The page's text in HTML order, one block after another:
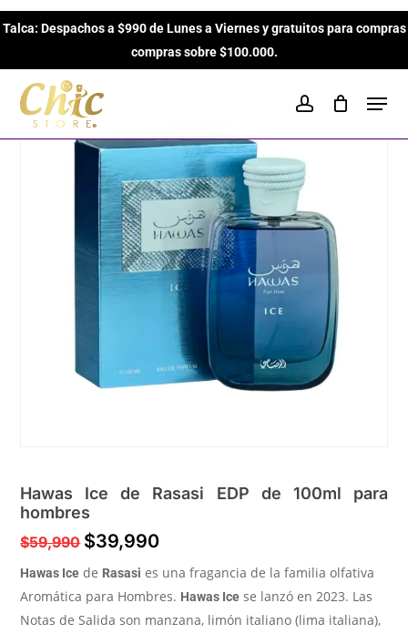
Skip
to
content
Talca: Despachos a $990 de Lunes a Viernes y gratuitos para compras
compras sobre $100.000.
account
Inicio Perfumes para Hombres
Árabes para Hombres
Hawas Ice de Rasasi EDP de 100ml para hombres
Hawas Ice de Rasasi EDP de 100ml para
hombres
$59,990 El
precio
original
era:
$59,990.
$39,990El
actual
es:
$39,990.
Hawas Ice de Rasasi es una fragancia de la familia olfativa
Aromática para Hombres. Hawas Ice se lanzó en 2023. Las
Notas de Salida son manzana, limón italiano (lima italiana),